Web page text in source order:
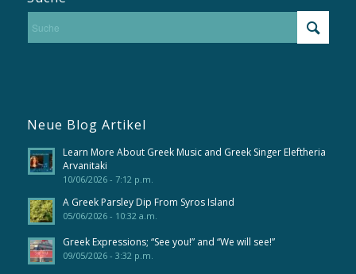
Neue Blog Artikel
Learn More About Greek Music and Greek Singer Eleftheria
Arvanitaki
10/06/2026 - 7:12 p.m.
A Greek Parsley Dip From Syros Island
05/06/2026 - 10:32 a.m.
Greek Expressions; “See you!” and “We will see!”
09/05/2026 - 3:32 p.m.